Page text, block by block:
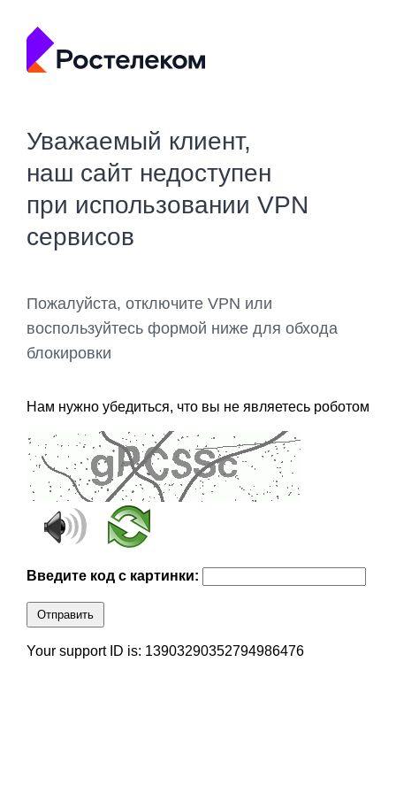
Уважаемый клиент,
наш сайт недоступен
при использовании VPN
сервисов
Пожалуйста, отключите VPN или
воспользуйтесь формой ниже для обхода
блокировки
Нам нужно убедиться, что вы не являетесь роботом
Введите код с картинки:
Отправить
Your support ID is: 13903290352794986476